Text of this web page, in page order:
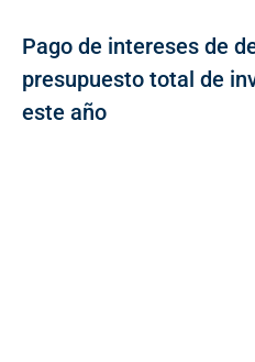
Pago de intereses de
presupuesto total de
este año